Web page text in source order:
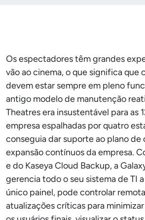
Os espectadores têm grandes
vão ao cinema, o que significa que
devem estar sempre em pleno
antigo modelo de manutenção
Theatres era insustentável para as
empresa espalhadas por quatro
conseguia dar suporte ao plano de
expansão contínuos da empresa.
e do Kaseya Cloud Backup, a
gerencia todo o seu sistema de TI
único painel, pode controlar
atualizações críticas para